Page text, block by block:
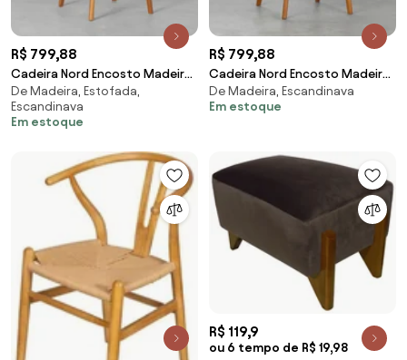
R$ 799,88
Cadeira Nord Encosto Madeira
- Verde Pesto
De Madeira, Estofada,
Escandinava
Em estoque
R$ 799,88
Cadeira Nord Encosto Madeira
Assento PU - Cognac
De Madeira, Escandinava
Em estoque
R$ 119,9
ou 6 tempo de R$ 19,98